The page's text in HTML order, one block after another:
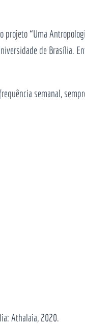
projeto “Uma
de Brasília.
semanal,
Athalaia, 2020.